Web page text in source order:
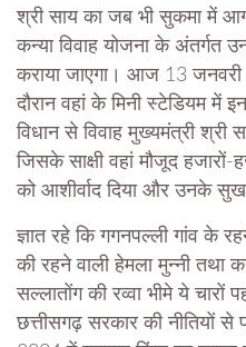
श्री साय का जब भी सुकमा में
कन्या विवाह योजना के अंतर्गत
कराया जाएगा। आज 13
दौरान वहां के मिनी स्टेडियम में
विधान से विवाह मुख्यमंत्री श्री
जिसके साक्षी वहां मौजूद हजारों-
को आशीर्वाद दिया और उनके
ज्ञात रहे कि गगनपल्ली गांव के
की रहने वाली हेमला मुन्नी तथा
सल्लातोंग की रव्वा भीमे ये
छत्तीसगढ़ सरकार की नीतियों से